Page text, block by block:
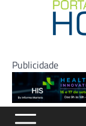
Publicidade